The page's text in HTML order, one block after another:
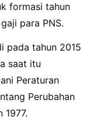
formasi tahun
para PNS.
pada tahun 2015
saat itu
Peraturan
Perubahan
1977.